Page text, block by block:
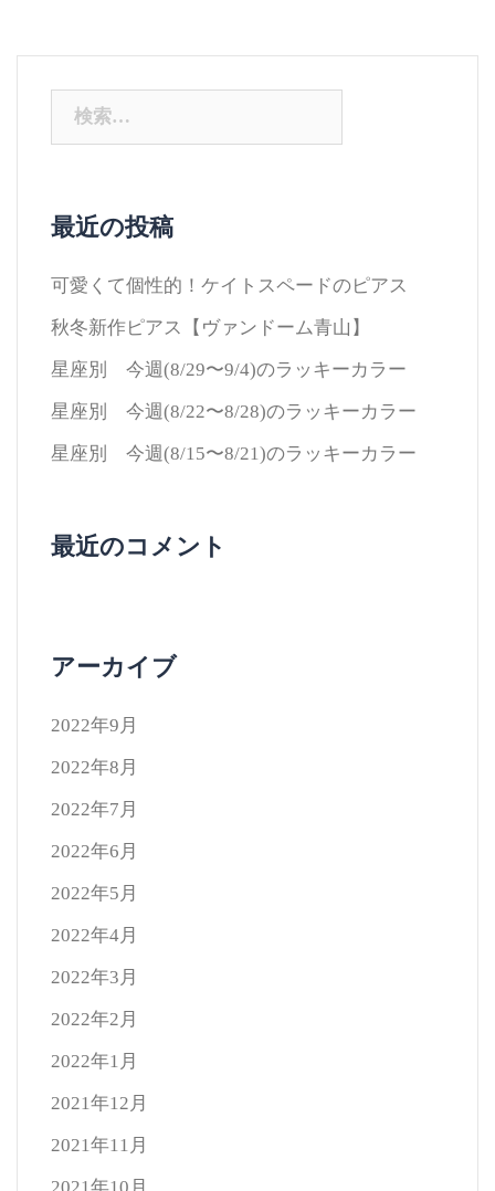
最近の投稿
可愛くて個性的！ケイトスペードのピアス
秋冬新作ピアス【ヴァンドーム青山】
星座別 今週(8/29〜9/4)のラッキーカラー
星座別 今週(8/22〜8/28)のラッキーカラー
星座別 今週(8/15〜8/21)のラッキーカラー
最近のコメント
アーカイブ
2022年9月
2022年8月
2022年7月
2022年6月
2022年5月
2022年4月
2022年3月
2022年2月
2022年1月
2021年12月
2021年11月